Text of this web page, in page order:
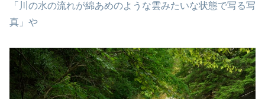
「川の水の流れが綿あめのような雲みたいな状態で写る写
真」や